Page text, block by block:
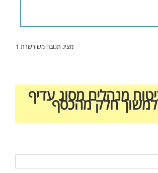
מציג תגובה משורשרת 1
מנהלים מסוג עדיף
למשוך חלק מהכסף